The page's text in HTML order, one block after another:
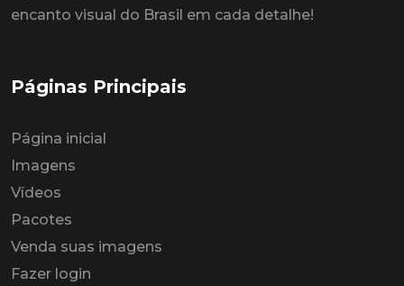
encanto visual do Brasil em cada detalhe!
Páginas Principais
Página inicial
Imagens
Vídeos
Pacotes
Venda suas imagens
Fazer login